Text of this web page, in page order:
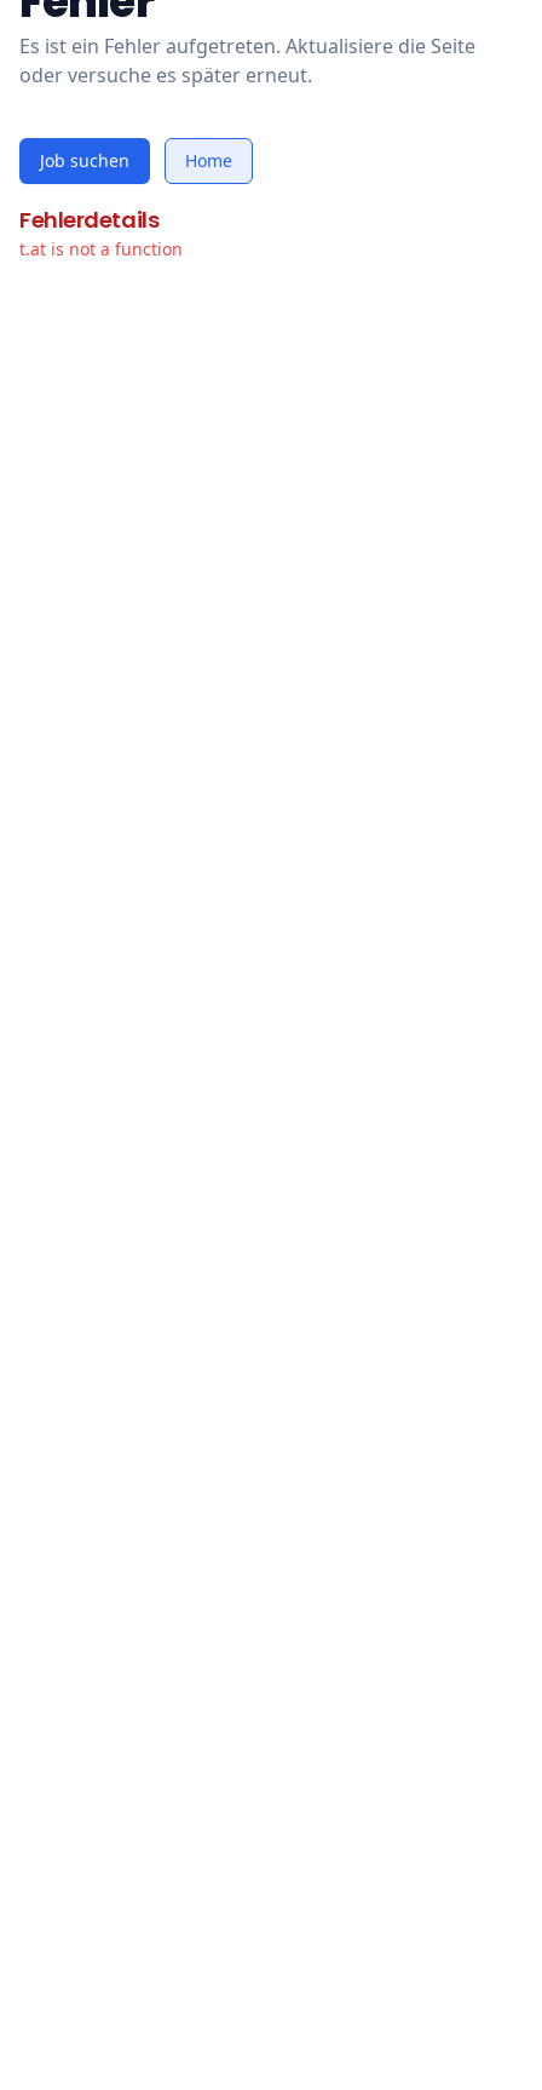
Es ist ein Fehler aufgetreten. Aktualisiere die Seite
oder versuche es später erneut.
Job suchen Home
Fehlerdetails
t.at is not a function